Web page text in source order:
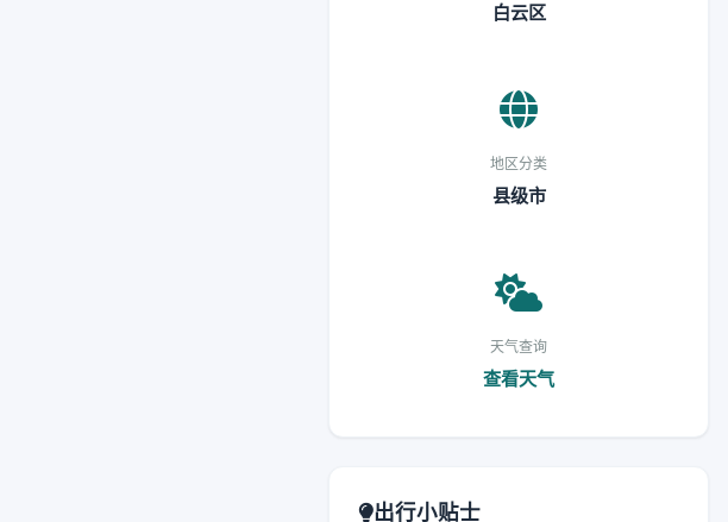
白云区
地区分类
县级市
天气查询
查看天气
出行小贴士